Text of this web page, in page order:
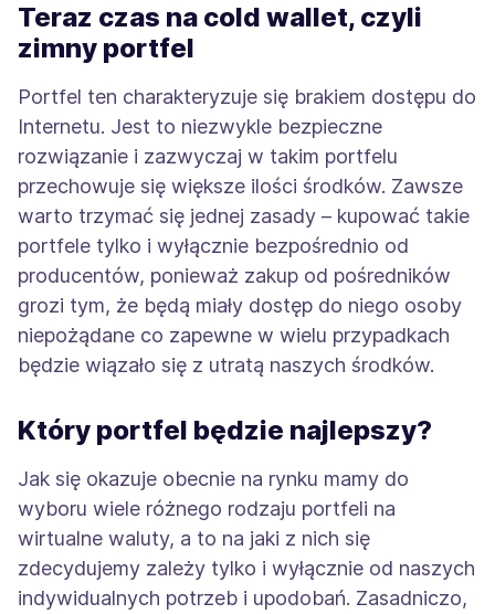
Teraz czas na cold wallet, czyli
zimny portfel
Portfel ten charakteryzuje się brakiem dostępu do
Internetu. Jest to niezwykle bezpieczne
rozwiązanie i zazwyczaj w takim portfelu
przechowuje się większe ilości środków. Zawsze
warto trzymać się jednej zasady – kupować takie
portfele tylko i wyłącznie bezpośrednio od
producentów, ponieważ zakup od pośredników
grozi tym, że będą miały dostęp do niego osoby
niepożądane co zapewne w wielu przypadkach
będzie wiązało się z utratą naszych środków.
Który portfel będzie najlepszy?
Jak się okazuje obecnie na rynku mamy do
wyboru wiele różnego rodzaju portfeli na
wirtualne waluty, a to na jaki z nich się
zdecydujemy zależy tylko i wyłącznie od naszych
indywidualnych potrzeb i upodobań. Zasadniczo,